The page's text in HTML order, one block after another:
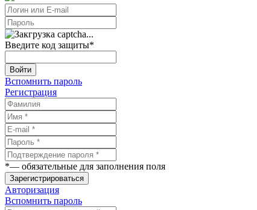
Введите код защиты*
Войти
Вспомнить пароль
Регистрация
*— обязательные для заполнения поля
Зарегистрироваться
Авторизация
Вспомнить пароль